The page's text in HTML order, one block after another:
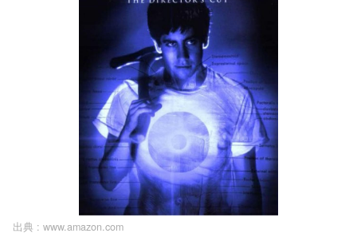
出典 : www.amazon.com